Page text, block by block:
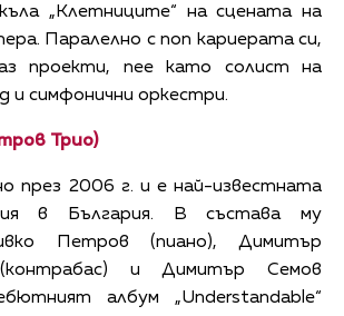
„Клетниците“ на сцената на
Паралелно с поп кариерата си,
проекти, пее като солист на
и симфонични оркестри.
Трио)
през 2006 г. и е най-известната
в България. В състава му
Петров (пиано), Димитър
и Димитър Семов
албум „Understandable“